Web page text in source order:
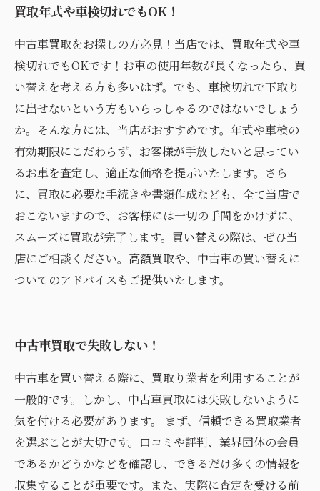
買取年式や車検切れでもOK！
中古車買取をお探しの方必見！当店では、買取年式や車
検切れでもOKです！お車の使用年数が長くなったら、買
い替えを考える方も多いはず。でも、車検切れで下取り
に出せないという方もいらっしゃるのではないでしょう
か。そんな方には、当店がおすすめです。年式や車検の
有効期限にこだわらず、お客様が手放したいと思ってい
るお車を査定し、適正な価格を提示いたします。さら
に、買取に必要な手続きや書類作成なども、全て当店で
おこないますので、お客様には一切の手間をかけずに、
スムーズに買取が完了します。買い替えの際は、ぜひ当
店にご相談ください。高額買取や、中古車の買い替えに
ついてのアドバイスもご提供いたします。
中古車買取で失敗しない！
中古車を買い替える際に、買取り業者を利用することが
一般的です。しかし、中古車買取には失敗しないように
気を付ける必要があります。 まず、信頼できる買取業者
を選ぶことが大切です。口コミや評判、業界団体の会員
であるかどうかなどを確認し、できるだけ多くの情報を
収集することが重要です。また、実際に査定を受ける前